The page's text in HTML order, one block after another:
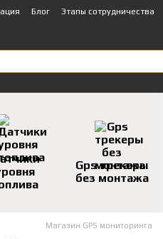
Блог Этапы сотрудничества
Gps трекеры
без монтажа
Магазин GPS мониторинга